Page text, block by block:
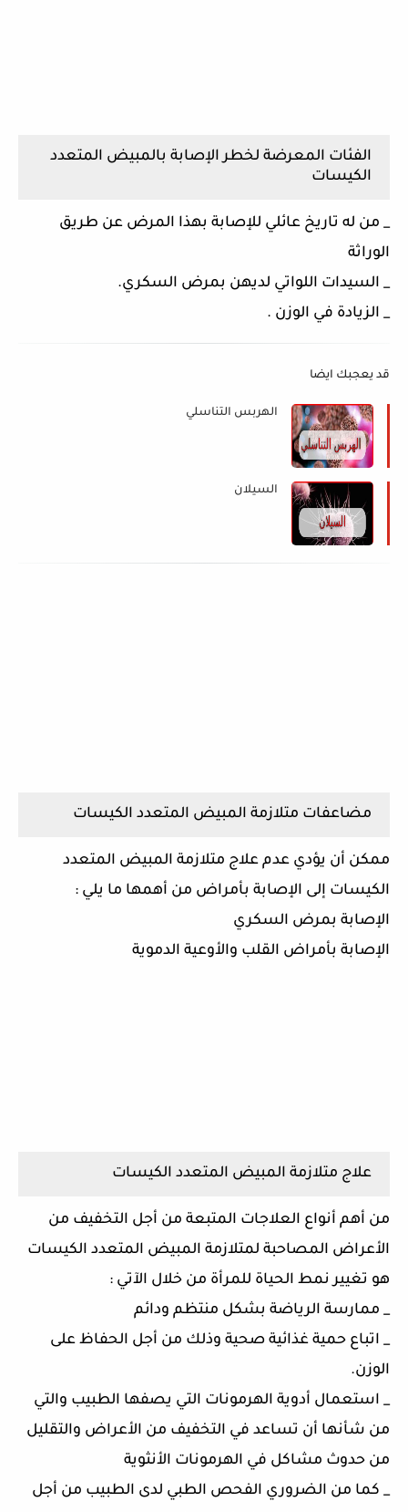
الفئات المعرضة لخطر الإصابة بالمبيض المتعدد
الكيسات
_ من له تاريخ عائلي للإصابة بهذا المرض عن طريق
الوراثة
_ السيدات اللواتي لديهن بمرض السكري.
_ الزيادة في الوزن .
قد يعجبك ايضا
الهربس التناسلي
السيلان
مضاعفات متلازمة المبيض المتعدد الكيسات
ممكن أن يؤدي عدم علاج متلازمة المبيض المتعدد
الكيسات إلى الإصابة بأمراض من أهمها ما يلي :
الإصابة بمرض السكري
الإصابة بأمراض القلب والأوعية الدموية
علاج متلازمة المبيض المتعدد الكيسات
من أهم أنواع العلاجات المتبعة من أجل التخفيف من
الأعراض المصاحبة لمتلازمة المبيض المتعدد الكيسات
هو تغيير نمط الحياة للمرأة من خلال الآتي :
_ ممارسة الرياضة بشكل منتظم ودائم
_ اتباع حمية غذائية صحية وذلك من أجل الحفاظ على
الوزن.
_ استعمال أدوية الهرمونات التي يصفها الطبيب والتي
من شأنها أن تساعد في التخفيف من الأعراض والتقليل
من حدوث مشاكل في الهرمونات الأنثوية
_ كما من الضروري الفحص الطبي لدى الطبيب من أجل